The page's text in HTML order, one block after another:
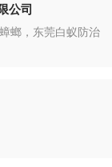
公司
螂，东莞白蚁防治